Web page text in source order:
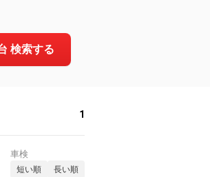
検索する
1
車検
短い順 長い順